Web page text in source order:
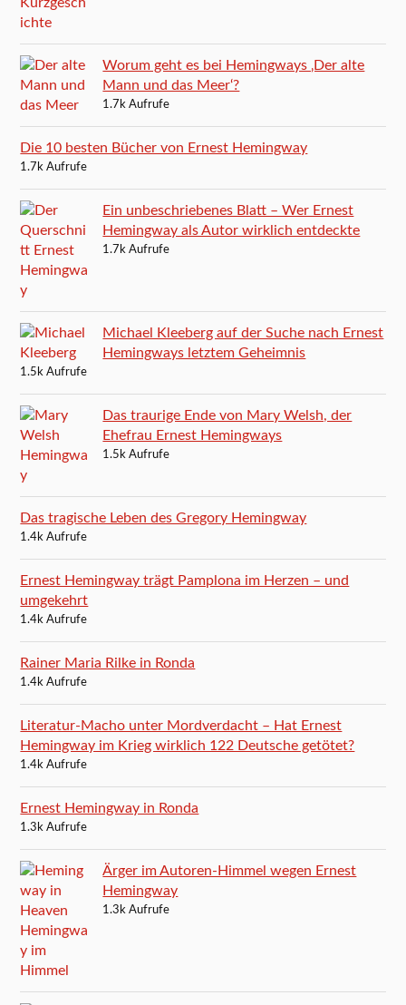
Worum geht es bei Hemingways ‚Der alte
Mann und das Meer‘?
1.7k Aufrufe
Die 10 besten Bücher von Ernest Hemingway
1.7k Aufrufe
Ein unbeschriebenes Blatt – Wer Ernest
Hemingway als Autor wirklich entdeckte
1.7k Aufrufe
Michael Kleeberg auf der Suche nach Ernest
Hemingways letztem Geheimnis
1.5k Aufrufe
Das traurige Ende von Mary Welsh, der
Ehefrau Ernest Hemingways
1.5k Aufrufe
Das tragische Leben des Gregory Hemingway
1.4k Aufrufe
Ernest Hemingway trägt Pamplona im Herzen – und
umgekehrt
1.4k Aufrufe
Rainer Maria Rilke in Ronda
1.4k Aufrufe
Literatur-Macho unter Mordverdacht – Hat Ernest
Hemingway im Krieg wirklich 122 Deutsche getötet?
1.4k Aufrufe
Ernest Hemingway in Ronda
1.3k Aufrufe
Ärger im Autoren-Himmel wegen Ernest
Hemingway
1.3k Aufrufe